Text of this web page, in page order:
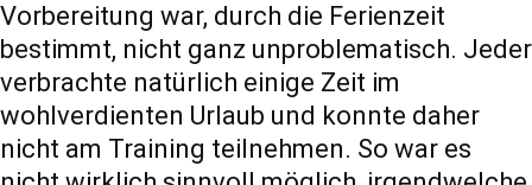
Vorbereitung war, durch die Ferienzeit
bestimmt, nicht ganz unproblematisch. Jeder
verbrachte natürlich einige Zeit im
wohlverdienten Urlaub und konnte daher
nicht am Training teilnehmen. So war es